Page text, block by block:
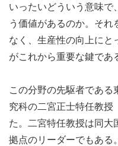
いったいどういう意味で
う価値があるのか。それ
なく、生産性の向上にと
がこれから重要な鍵であ
この分野の先駆者であ
究科の二宮正士特任教授
た。二宮特任教授は同大
拠点のリーダーでもある。